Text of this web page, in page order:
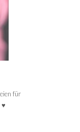
für
♥